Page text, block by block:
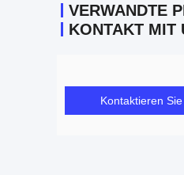
KONTAKT MIT
Kontaktieren